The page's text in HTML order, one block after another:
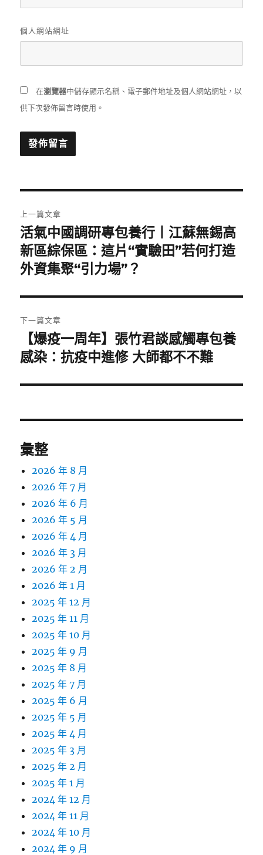
個人網站網址
在瀏覽器中儲存顯示名稱、電子郵件地址及個人網站網址，以
供下次發佈留言時使用。
章
導
覽
上一篇文章
上
一
篇
章:
活氣中國調研專包養行丨江蘇無錫高
新區綜保區：這片“實驗田”若何打造
外資集聚“引力場”？
下一篇文章
一
文
【爆疫一周年】張竹君談感觸專包養
感染：抗疫中進修 大師都不不難
彙整
2026 年 8 月
2026 年 7 月
2026 年 6 月
2026 年 5 月
2026 年 4 月
2026 年 3 月
2026 年 2 月
2026 年 1 月
2025 年 12 月
2025 年 11 月
2025 年 10 月
2025 年 9 月
2025 年 8 月
2025 年 7 月
2025 年 6 月
2025 年 5 月
2025 年 4 月
2025 年 3 月
2025 年 2 月
2025 年 1 月
2024 年 12 月
2024 年 11 月
2024 年 10 月
2024 年 9 月